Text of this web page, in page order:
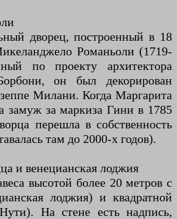
дворец, построенный в 18
Романьоли (1719-
по проекту архитектора
он был декорирован
Милани. Когда Маргарита
замуж за маркиза Гини в 1785
перешла в собственность
там до 2000-х годов).
и венецианская лоджия
высотой более 20 метров с
лоджия) и квадратной
На стене есть надпись,